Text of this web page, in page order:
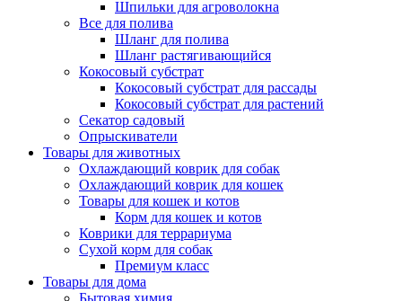
Шпильки для агроволокна
Все для полива
Шланг для полива
Шланг растягивающийся
Кокосовый субстрат
Кокосовый субстрат для рассады
Кокосовый субстрат для растений
Секатор садовый
Опрыскиватели
Товары для животных
Охлаждающий коврик для собак
Охлаждающий коврик для кошек
Товары для кошек и котов
Корм для кошек и котов
Коврики для террариума
Сухой корм для собак
Премиум класс
Товары для дома
Бытовая химия